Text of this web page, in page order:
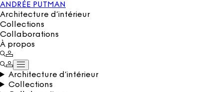
ANDRÉE PUTMAN
Architecture d’intérieur
Collections
Collaborations
À propos
Architecture d’intérieur
Collections